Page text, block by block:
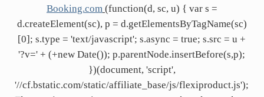
Booking.com (function(d, sc, u) { var s =
d.createElement(sc), p = d.getElementsByTagName(sc)
[0]; s.type = 'text/javascript'; s.async = true; s.src = u +
'?v=' + (+new Date()); p.parentNode.insertBefore(s,p);
})(document, 'script',
'//cf.bstatic.com/static/affiliate_base/js/flexiproduct.js');